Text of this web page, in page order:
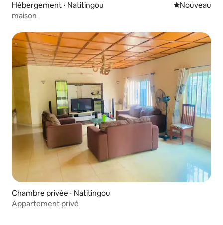
Hébergement ⋅ Natitingou Nouvel
Nouveau
maison
Chambre privée ⋅ Natitingou
Appartement privé